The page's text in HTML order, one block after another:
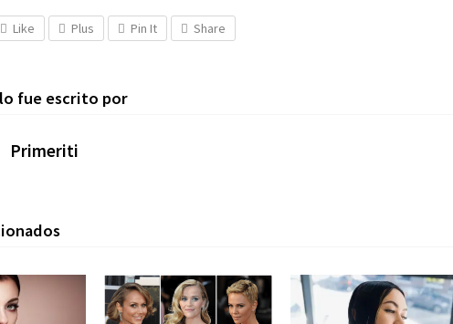
Like Plus Pin It Share
fue escrito por
Primeriti